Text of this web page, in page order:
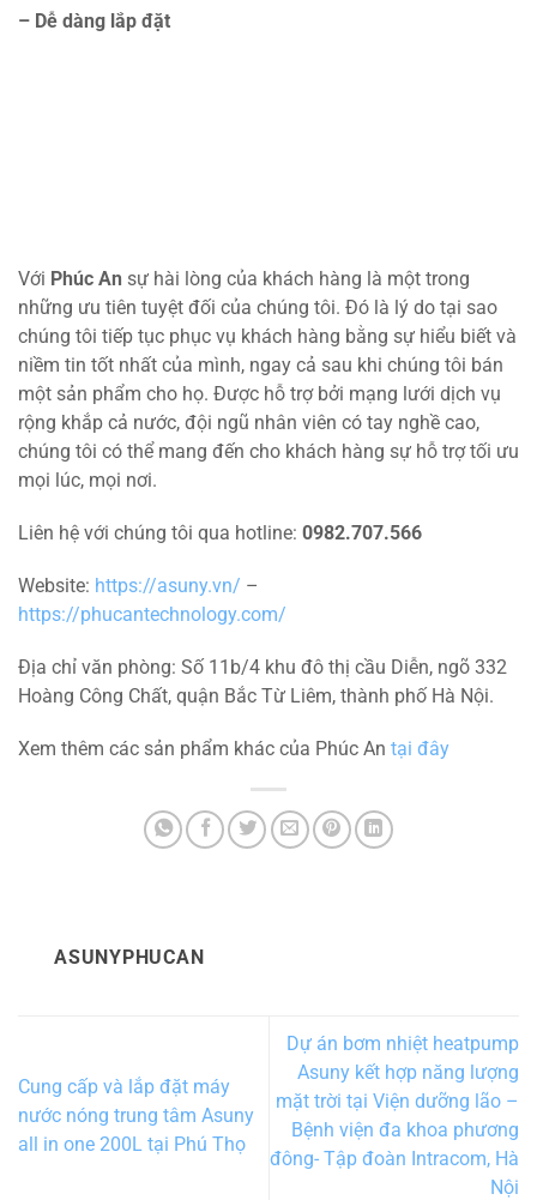
– Dễ dàng lắp đặt
Với Phúc An sự hài lòng của khách hàng là một trong
những ưu tiên tuyệt đối của chúng tôi. Đó là lý do tại sao
chúng tôi tiếp tục phục vụ khách hàng bằng sự hiểu biết và
niềm tin tốt nhất của mình, ngay cả sau khi chúng tôi bán
một sản phẩm cho họ. Được hỗ trợ bởi mạng lưới dịch vụ
rộng khắp cả nước, đội ngũ nhân viên có tay nghề cao,
chúng tôi có thể mang đến cho khách hàng sự hỗ trợ tối ưu
mọi lúc, mọi nơi.
Liên hệ với chúng tôi qua hotline: 0982.707.566
Website: https://asuny.vn/ –
https://phucantechnology.com/
Địa chỉ văn phòng: Số 11b/4 khu đô thị cầu Diễn, ngõ 332
Hoàng Công Chất, quận Bắc Từ Liêm, thành phố Hà Nội.
Xem thêm các sản phẩm khác của Phúc An tại đây
ASUNYPHUCAN
Cung cấp và lắp đặt máy
nước nóng trung tâm Asuny
all in one 200L tại Phú Thọ
Dự án bơm nhiệt heatpump
Asuny kết hợp năng lượng
mặt trời tại Viện dưỡng lão –
Bệnh viện đa khoa phương
đông- Tập đoàn Intracom, Hà
Nội